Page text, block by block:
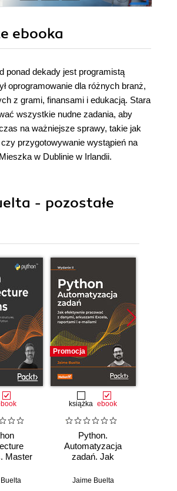
ebooka
ponad dekady jest programistą
oprogramowanie dla różnych branż,
z grami, finansami i edukacją. Stara
wszystkie nudne zadania, aby
na ważniejsze sprawy, takie jak
przygotowywanie wystąpień na
w Dublinie w Irlandii.
- pozostałe
Master
Promocja
książka ebook
Python.
Automatyzacja
zadań. Jak
pracować z
Jaime Buelta